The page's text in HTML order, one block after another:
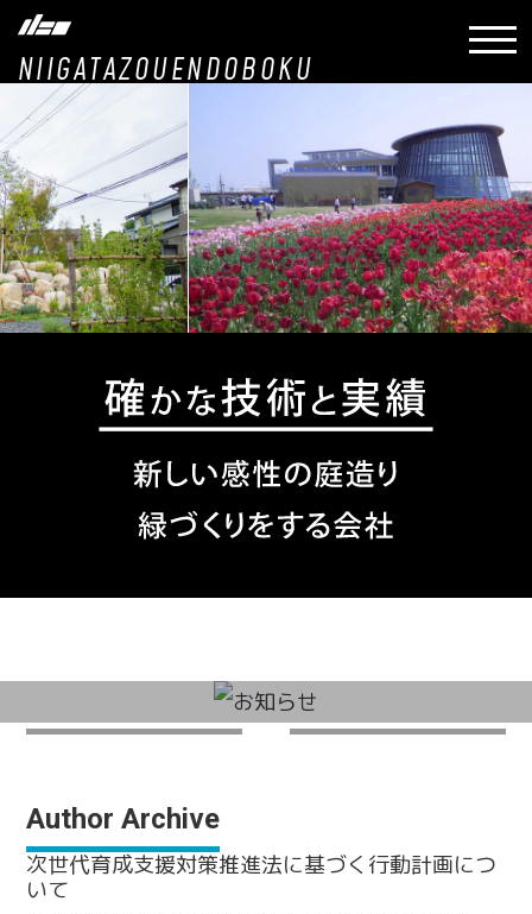
NIIGATAZOUENDOBOKU
Author Archive
次世代育成支援対策推進法に基づく行動計画につ
いて